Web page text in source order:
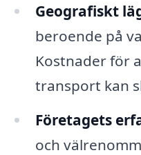
Geografiskt
beroende på
Kostnader för
transport kan
Företagets
och